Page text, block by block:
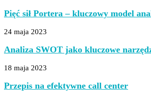
Pięć sił Portera – kluczowy model
24 maja 2023
Analiza SWOT jako kluczowe
18 maja 2023
Przepis na efektywne call center